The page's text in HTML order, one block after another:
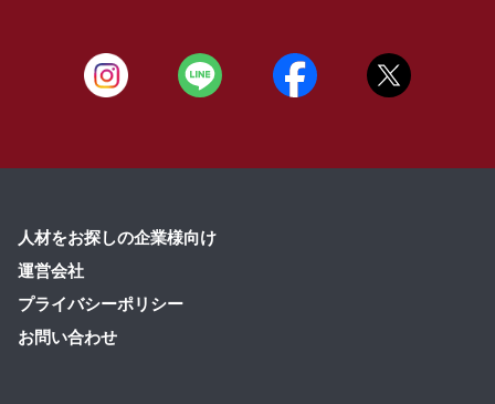
人材をお探しの企業様向け
運営会社
プライバシーポリシー
お問い合わせ